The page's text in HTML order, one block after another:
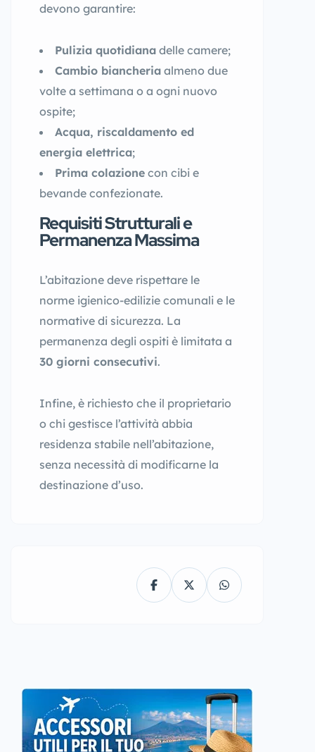
devono garantire:
Pulizia quotidiana delle camere;
Cambio biancheria almeno due
volte a settimana o a ogni nuovo
ospite;
Acqua, riscaldamento ed
energia elettrica;
Prima colazione con cibi e
bevande confezionate.
Requisiti Strutturali e
Permanenza Massima
L’abitazione deve rispettare le
norme igienico-edilizie comunali e le
normative di sicurezza. La
permanenza degli ospiti è limitata a
30 giorni consecutivi.
Infine, è richiesto che il proprietario
o chi gestisce l’attività abbia
residenza stabile nell’abitazione,
senza necessità di modificarne la
destinazione d’uso.